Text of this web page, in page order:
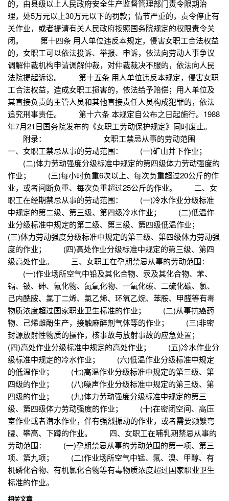
的，由县级以上人民政府安全生产监督管理部门责令限期治
理，处5万元以上30万元以下的罚款；情节严重的，责令停止有
关作业，或者提请有关人民政府按照国务院规定的权限责令关
闭。 第十四条 用人单位违反本规定，侵害女职工合法权益
的，女职工可以依法投诉、举报、申诉，依法向劳动人事争议
调解仲裁机构申请调解仲裁，对仲裁裁决不服的，依法向人民
法院提起诉讼。 第十五条 用人单位违反本规定，侵害女职
工合法权益，造成女职工损害的，依法给予赔偿；用人单位及
其直接负责的主管人员和其他直接责任人员构成犯罪的，依法
追究刑事责任。 第十六条 本规定自公布之日起施行。1988
年7月21日国务院发布的《女职工劳动保护规定》同时废止。
附录： 女职工禁忌从事的劳动范围
一、女职工禁忌从事的劳动范围： (一)矿山井下作业；
(二)体力劳动强度分级标准中规定的第四级体力劳动强度的
作业； (三)每小时负重6次以上、每次负重超过20公斤的作
业，或者间断负重、每次负重超过25公斤的作业。 二、女
职工在经期禁忌从事的劳动范围： (一)冷水作业分级标准
中规定的第二级、第三级、第四级冷水作业； (二)低温作
业分级标准中规定的第二级、第三级、第四级低温作业；
(三)体力劳动强度分级标准中规定的第三级、第四级体力劳动强
度的作业； (四)高处作业分级标准中规定的第三级、第四
级高处作业。 三、女职工在孕期禁忌从事的劳动范围：
(一)作业场所空气中铅及其化合物、汞及其化合物、苯、
镉、铍、砷、氰化物、氮氧化物、一氧化碳、二硫化碳、氯、
己内酰胺、氯丁二烯、氯乙烯、环氧乙烷、苯胺、甲醛等有毒
物质浓度超过国家职业卫生标准的作业； (二)从事抗癌药
物、己烯雌酚生产，接触麻醉剂气体等的作业； (三)非密
封源放射性物质的操作，核事故与放射事故的应急处置；
(四)高处作业分级标准中规定的高处作业； (五)冷水作业分
级标准中规定的冷水作业； (六)低温作业分级标准中规定
的低温作业； (七)高温作业分级标准中规定的第三级、第
四级的作业； (八)噪声作业分级标准中规定的第三级、第
四级的作业； (九)体力劳动强度分级标准中规定的第三
级、第四级体力劳动强度的作业； (十)在密闭空间、高压
室作业或者潜水作业，伴有强烈振动的作业，或者需要频繁弯
腰、攀高、下蹲的作业。 四、女职工在哺乳期禁忌从事的
劳动范围： (一)孕期禁忌从事的劳动范围的第一项、第三
项、第九项； (二)作业场所空气中锰、氟、溴、甲醇、有
机磷化合物、有机氯化合物等有毒物质浓度超过国家职业卫生
标准的作业。
相关文章